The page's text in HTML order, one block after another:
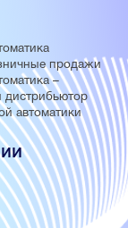
продажи
–
автоматики